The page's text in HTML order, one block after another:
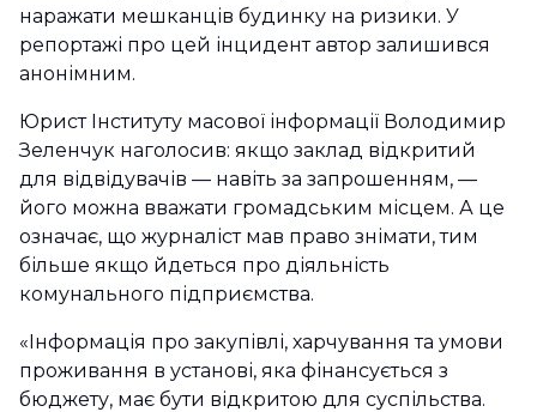
наражати мешканців будинку на ризики. У
репортажі про цей інцидент автор залишився
анонімним.
Юрист Інституту масової інформації Володимир
Зеленчук наголосив: якщо заклад відкритий
для відвідувачів — навіть за запрошенням, —
його можна вважати громадським місцем. А це
означає, що журналіст мав право знімати, тим
більше якщо йдеться про діяльність
комунального підприємства.
«Інформація про закупівлі, харчування та умови
проживання в установі, яка фінансується з
бюджету, має бути відкритою для суспільства.